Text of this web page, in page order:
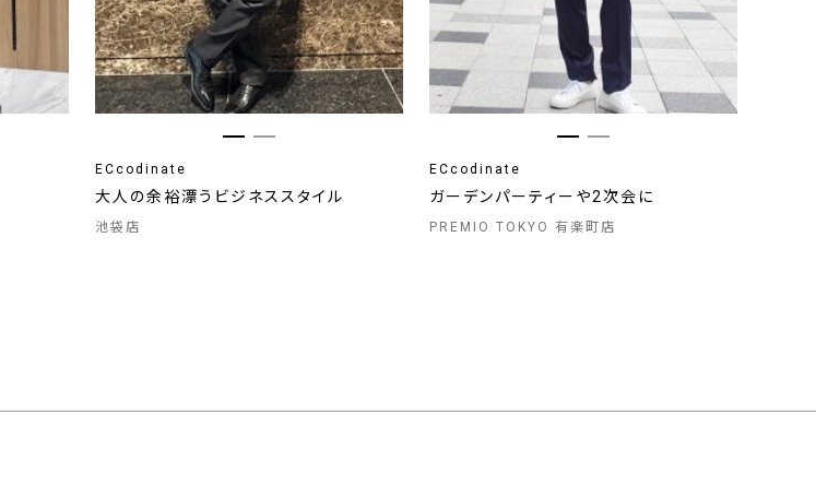
ECcodinate
大人の余裕漂うビジネススタイル
池袋店
ECcodinate
ガーデンパーティーや2次会に
PREMIO TOKYO 有楽町店